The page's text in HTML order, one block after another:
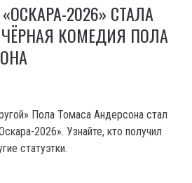
2026» СТАЛА
КОМЕДИЯ ПОЛА
Пола Томаса Андерсона стал
2026». Узнайте, кто получил
статуэтки.